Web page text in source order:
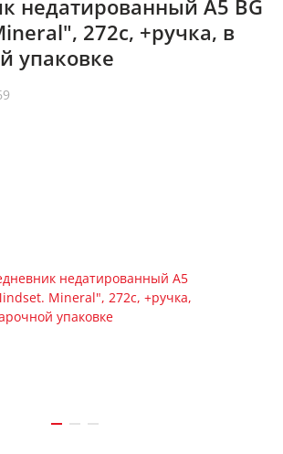
недатированный А5 BG
272с, +ручка, в
упаковке